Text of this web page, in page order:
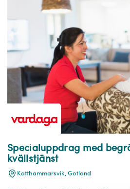
Specialuppdrag med
kvällstjänst
Katthammarsvik, Gotland